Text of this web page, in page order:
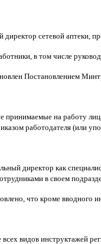
директор сетевой аптеки,
в том числе
Постановлением
принимаемые на работу
работодателя (или
директор как
в своем
что кроме вводного
видов инструктажей